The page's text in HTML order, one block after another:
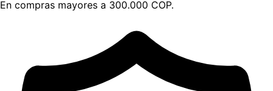
En compras mayores a 300.000 COP.